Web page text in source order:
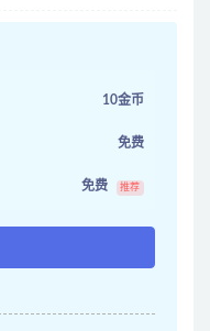
10金币
免费
免费 推荐